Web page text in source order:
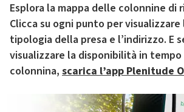
Esplora la mappa delle colonnine di
Clicca su ogni punto per
tipologia della presa e l’indirizzo. E
visualizzare la disponibilità in
colonnina, scarica l’app Plenitude